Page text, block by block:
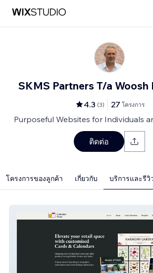
SKMS Partners T/a Woosh
4.3 (3) 27 โครงการ
Purposeful Websites for Individuals
ติดต่อ
โครงการของลูกค้า เกี่ยวกับ บริการและรีวิ